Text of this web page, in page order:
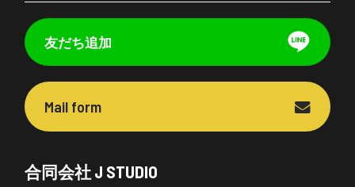
友だち追加
Mail form
合同会社 J STUDIO